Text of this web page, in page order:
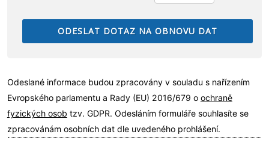
Odeslané informace budou zpracovány v souladu s nařízením
Evropského parlamentu a Rady (EU) 2016/679 o ochraně
fyzických osob tzv. GDPR. Odesláním formuláře souhlasíte se
zpracovánám osobních dat dle uvedeného prohlášení.